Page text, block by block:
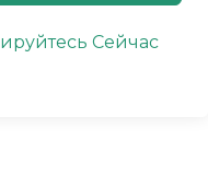
Сейчас